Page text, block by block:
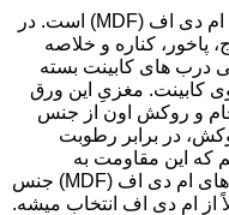
جنس بدنه این نوع کابینت از ورق ام دی اف (MDF) است. در
پاخور، کناره و خلاصه
درب های کابینت بسته
کابینت. مغزیِ این ورق
و روکش اون از جنس
در برابر رطوبت
که این مقاومت به
رطوبت، کامل نیست. در کابینت های ام دی اف (MDF) جنس
از ام دی اف انتخاب میشه.